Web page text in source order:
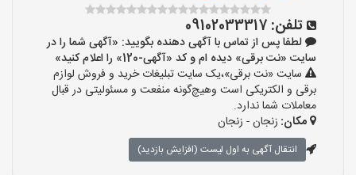
تلفن: 09102033317
لطفا پس از تماس با آگهی دهنده بگویید: «آگهی شما را در
سایت «نت برقی» دیده ام و کد «آگهی-120» را اعلام کنید»
سایت «نت برقی»،یک سایت تبلیغات خرید و فروش لوازم
برقی و الکتریکی است وهیچ‌گونه منفعت و مسئولیتی در قبال
معاملات شما ندارد.
مکان: زنجان - زنجان
انتقال آگهی به اول لیست (افزایش بازدید)